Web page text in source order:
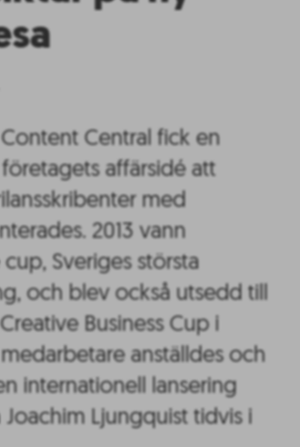
Central fick en
affärsidé att
med
2013 vann
Sveriges största
och blev också utsedd till
Business Cup i
anställdes och
internationell lansering
Ljungquist tidvis i